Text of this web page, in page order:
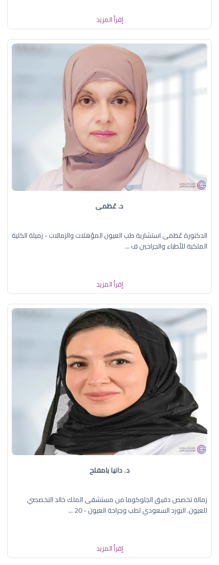
إقرأ المزيد
د. عُظمى
الدكتورة عُظمى استشارية طب العيون المؤهلات والزمالات - زميلة الكلية
الملكية للأطباء والجراحين ف ...
إقرأ المزيد
د. دانيا بامفلح
زمالة تخصص دقيق الجلوكوما من مستشفى الملك خالد التخصصي
للعيون. البورد السعودي لطب وجراحة العيون - 20 ...
إقرأ المزيد